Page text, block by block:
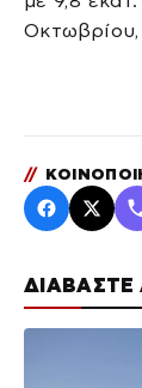
Οκτωβρίου,
//